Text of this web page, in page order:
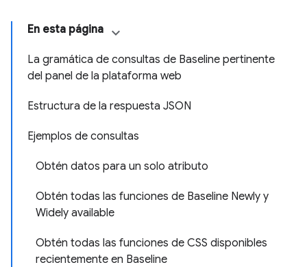
En esta página
La gramática de consultas de Baseline pertinente
del panel de la plataforma web
Estructura de la respuesta JSON
Ejemplos de consultas
Obtén datos para un solo atributo
Obtén todas las funciones de Baseline Newly y
Widely available
Obtén todas las funciones de CSS disponibles
recientemente en Baseline